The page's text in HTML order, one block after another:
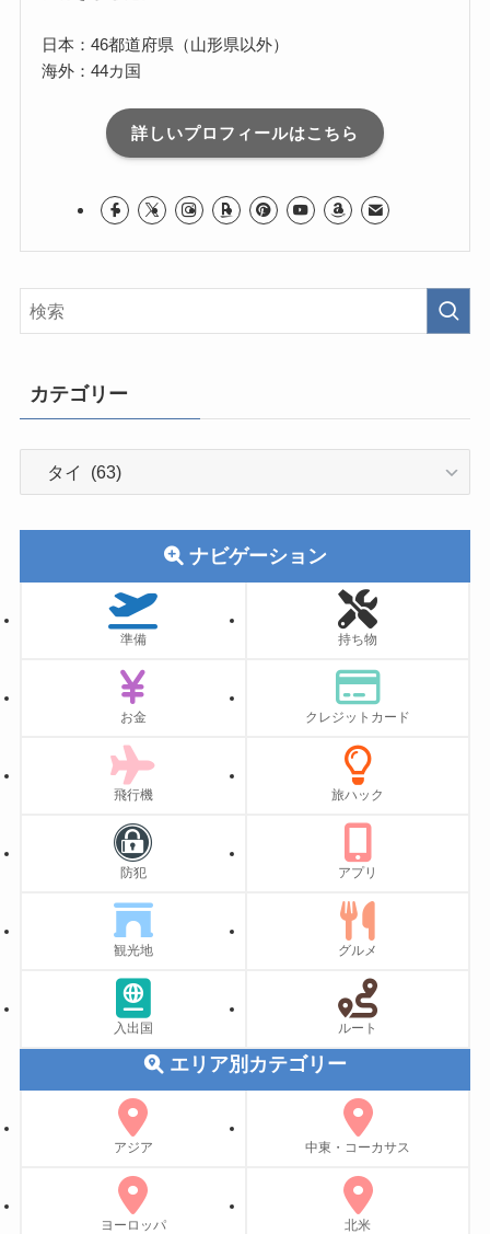
日本：46都道府県（山形県以外）
海外：44カ国
詳しいプロフィールはこちら
カテゴリー
ナビゲーション
準備 持ち物
お金 クレジットカード
飛行機 旅ハック
防犯 アプリ
観光地 グルメ
入出国 ルート
エリア別カテゴリー
アジア 中東・コーカサス
ヨーロッパ 北米